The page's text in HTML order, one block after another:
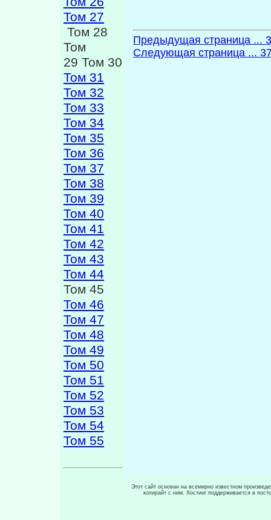
Том 27
Том 28
Том
29 Том 30
Том 31
Том 32
Том 33
Том 34
Том 35
Том 36
Том 37
Том 38
Том 39
Том 40
Том 41
Том 42
Том 43
Том 44
Том 45
Том 46
Том 47
Том 48
Том 49
Том 50
Том 51
Том 52
Том 53
Том 54
Том 55
Предыдущая страница ...
Следующая страница ...
Этот сайт основан на всемирно известном
копирайт с ним. Хостинг поддерживается в